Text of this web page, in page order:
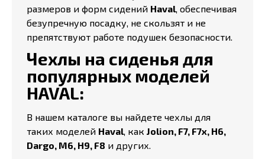
размеров и форм сидений Haval, обеспечивая
безупречную посадку, не скользят и не
препятствуют работе подушек безопасности.
Чехлы на сиденья для
популярных моделей
HAVAL:
В нашем каталоге вы найдете чехлы для
таких моделей Haval, как Jolion, F7, F7x, H6,
Dargo, M6, H9, F8 и других.